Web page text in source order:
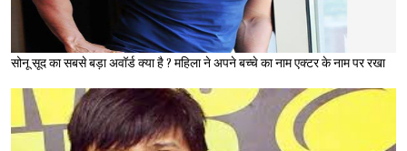
सोनू सूद का सबसे बड़ा अवॉर्ड क्या है ? महिला ने अपने बच्चे का नाम एक्टर के नाम पर रखा